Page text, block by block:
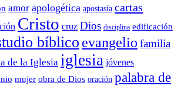
amor apologética apostasía cartas
Cristo cruz Dios disciplina edificación
bíblico evangelio familia
de la Iglesia iglesia jóvenes
mujer obra de Dios oración palabra de